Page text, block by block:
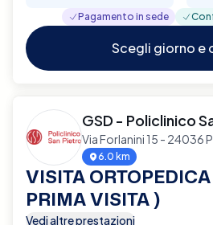
Pagamento in sede
Scegli giorno e
GSD - Policlinico
Via Forlanini 15 - 24036
6.0 km
VISITA
PRIMA VISITA )
Vedi altre prestazioni